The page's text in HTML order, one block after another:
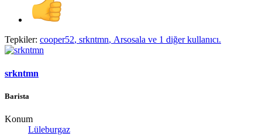
Tepkiler: cooper52, srkntmn, Arsosala ve 1 diğer kullanıcı.
srkntmn
Barista
Konum
Lüleburgaz